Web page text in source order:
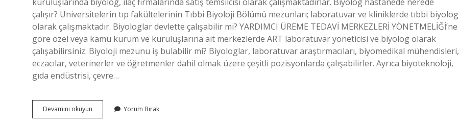
çalışır? Üniversitelerin tıp fakültelerinin Tıbbi Biyoloji Bölümü mezunları; laboratuvar ve kliniklerde tıbbi biyolog
olarak çalışmaktadır. Biyologlar devlette çalışabilir mi? YARDIMCI ÜREME TEDAVİ MERKEZLERİ YÖNETMELİĞİ’ne
göre özel veya kamu kurum ve kuruluşlarına ait merkezlerde ART laboratuvar yöneticisi ve biyolog olarak
çalışabilirsiniz. Biyoloji mezunu iş bulabilir mi? Biyologlar, laboratuvar araştırmacıları, biyomedikal mühendisleri,
eczacılar, veterinerler ve öğretmenler dahil olmak üzere çeşitli pozisyonlarda çalışabilirler. Ayrıca biyoteknoloji,
gıda endüstrisi, çevre…
Devamını okuyun
Mezunu
Yorum Bırak